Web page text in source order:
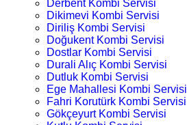
Derbent Kombi Servisi
Dikimevi Kombi Servisi
Diriliş Kombi Servisi
Doğukent Kombi Servisi
Dostlar Kombi Servisi
Durali Alıç Kombi Servisi
Dutluk Kombi Servisi
Ege Mahallesi Kombi Servisi
Fahri Korutürk Kombi Servisi
Gökçeyurt Kombi Servisi